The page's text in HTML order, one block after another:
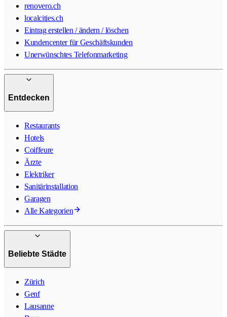
renovero.ch
localcities.ch
Eintrag erstellen / ändern / löschen
Kundencenter für Geschäftskunden
Unerwünschtes Telefonmarketing
Entdecken
Restaurants
Hotels
Coiffeure
Ärzte
Elektriker
Sanitärinstallation
Garagen
Alle Kategorien
Beliebte Städte
Zürich
Genf
Lausanne